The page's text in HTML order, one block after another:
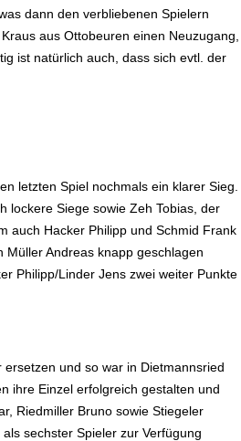
dann den verbliebenen Spielern
aus Ottobeuren einen Neuzugang,
ist natürlich auch, dass sich evtl. der
letzten Spiel nochmals ein klarer Sieg.
lockere Siege sowie Zeh Tobias, der
auch Hacker Philipp und Schmid Frank
Andreas knapp geschlagen
Philipp/Linder Jens zwei weiter Punkte
und so war in Dietmannsried
ihre Einzel erfolgreich gestalten und
Riedmiller Bruno sowie Stiegeler
sechster Spieler zur Verfügung